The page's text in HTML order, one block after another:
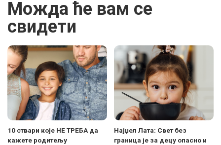
Можда ће вам се
свидети
10 ствари које НЕ ТРЕБА да
кажете родитељу
Најџел Лата: Свет без
граница је за децу опасно и